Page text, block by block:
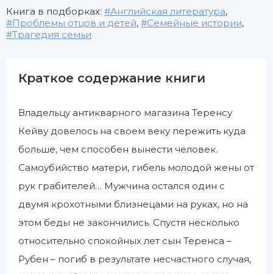
Книга в подборках: Английская литература,
Проблемы отцов и детей, Семейные истории,
Трагедия семьи
Краткое содержание книги
Владельцу антикварного магазина Теренсу
Кейву довелось на своем веку пережить куда
больше, чем способен вынести человек.
Самоубийство матери, гибель молодой жены от
рук грабителей… Мужчина остался один с
двумя крохотными близнецами на руках, но на
этом беды не закончились. Спустя несколько
относительно спокойных лет сын Теренса –
Рубен – погиб в результате несчастного случая,